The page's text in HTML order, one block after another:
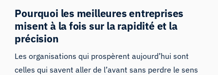
Pourquoi les meilleures entreprises
misent à la fois sur la rapidité et la
précision
Les organisations qui prospèrent aujourd’hui sont
celles qui savent aller de l’avant sans perdre le sens